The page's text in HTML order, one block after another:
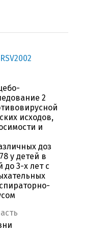
2
исходов,
и
доз
у детей в
до 3-х лет с